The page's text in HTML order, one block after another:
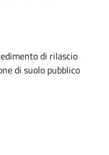
di rilascio
di suolo pubblico